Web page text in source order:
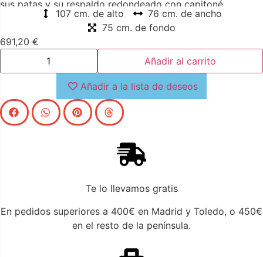
sus patas y su respaldo redondeado con capitoné
abotonado. Grandes réplicas que reviven con el tiempo
adaptándose a las nuevas tendencias en diseño y
vanguardia
107 cm. de alto
76 cm. de ancho
75 cm. de fondo
691,20 €
Añadir al carrito
Añadir a la lista de deseos
Te lo llevamos gratis
En pedidos superiores a 400€ en Madrid y Toledo, o 450€
en el resto de la península.